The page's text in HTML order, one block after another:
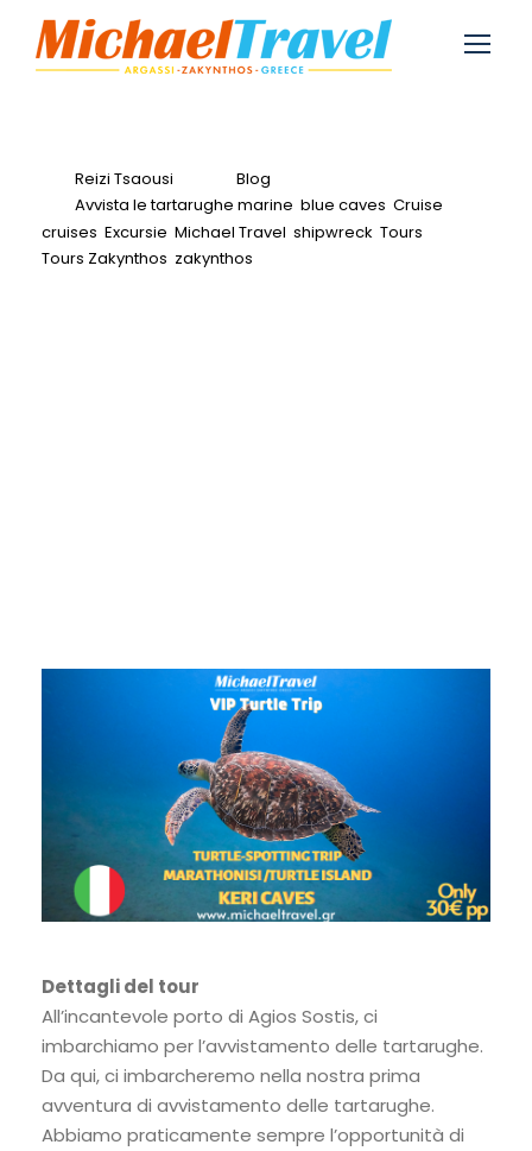
Reizi Tsaousi
Blog
Avvista le tartarughe marine blue caves Cruise
cruises Excursie Michael Travel shipwreck Tours
Tours Zakynthos zakynthos
Dettagli del tour
All’incantevole porto di Agios Sostis, ci
imbarchiamo per l’avvistamento delle tartarughe.
Da qui, ci imbarcheremo nella nostra prima
avventura di avvistamento delle tartarughe.
Abbiamo praticamente sempre l’opportunità di